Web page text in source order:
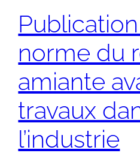
norme du
amiante
travaux
l’industrie